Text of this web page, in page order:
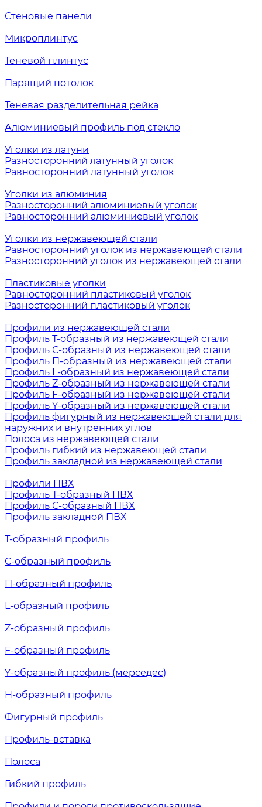
Стеновые панели
Микроплинтус
Теневой плинтус
Парящий потолок
Теневая разделительная рейка
Алюминиевый профиль под стекло
Уголки из латуни
Разносторонний латунный уголок
Равносторонний латунный уголок
Уголки из алюминия
Разносторонний алюминиевый уголок
Равносторонний алюминиевый уголок
Уголки из нержавеющей стали
Равносторонний уголок из нержавеющей стали
Разносторонний уголок из нержавеющей стали
Пластиковые уголки
Равносторонний пластиковый уголок
Разносторонний пластиковый уголок
Профили из нержавеющей стали
Профиль Т-образный из нержавеющей стали
Профиль С-образный из нержавеющей стали
Профиль П-образный из нержавеющей стали
Профиль L-образный из нержавеющей стали
Профиль Z-образный из нержавеющей стали
Профиль F-образный из нержавеющей стали
Профиль Y-образный из нержавеющей стали
Профиль фигурный из нержавеющей стали для
наружних и внутренних углов
Полоса из нержавеющей стали
Профиль гибкий из нержавеющей стали
Профиль закладной из нержавеющей стали
Профили ПВХ
Профиль Т-образный ПВХ
Профиль С-образный ПВХ
Профиль закладной ПВХ
Т-образный профиль
С-образный профиль
П-образный профиль
L-образный профиль
Z-образный профиль
F-образный профиль
Y-образный профиль (мерседес)
H-образный профиль
Фигурный профиль
Профиль-вставка
Полоса
Гибкий профиль